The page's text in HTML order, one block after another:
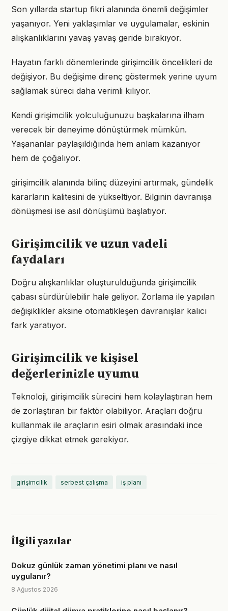
Son yıllarda startup fikri alanında önemli değişimler
yaşanıyor. Yeni yaklaşımlar ve uygulamalar, eskinin
alışkanlıklarını yavaş yavaş geride bırakıyor.
Hayatın farklı dönemlerinde girişimcilik öncelikleri de
değişiyor. Bu değişime direnç göstermek yerine uyum
sağlamak süreci daha verimli kılıyor.
Kendi girişimcilik yolculuğunuzu başkalarına ilham
verecek bir deneyime dönüştürmek mümkün.
Yaşananlar paylaşıldığında hem anlam kazanıyor
hem de çoğalıyor.
girişimcilik alanında bilinç düzeyini artırmak, gündelik
kararların kalitesini de yükseltiyor. Bilginin davranışa
dönüşmesi ise asıl dönüşümü başlatıyor.
Girişimcilik ve uzun vadeli
faydaları
Doğru alışkanlıklar oluşturulduğunda girişimcilik
çabası sürdürülebilir hale geliyor. Zorlama ile yapılan
değişiklikler aksine otomatikleşen davranışlar kalıcı
fark yaratıyor.
Girişimcilik ve kişisel
değerlerinizle uyumu
Teknoloji, girişimcilik sürecini hem kolaylaştıran hem
de zorlaştıran bir faktör olabiliyor. Araçları doğru
kullanmak ile araçların esiri olmak arasındaki ince
çizgiye dikkat etmek gerekiyor.
girişimcilik serbest çalışma iş planı
İlgili yazılar
Dokuz günlük zaman yönetimi planı ve nasıl
uygulanır?
8 Ağustos 2026